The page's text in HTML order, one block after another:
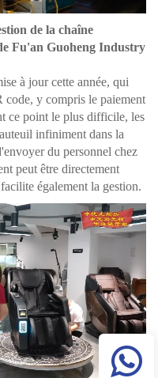
de la chaîne
Fu'an Guoheng Industry
à jour cette année, qui
code, y compris le paiement
ce point le plus difficile, les
infiniment dans la
du personnel chez
peut être directement
également la gestion.